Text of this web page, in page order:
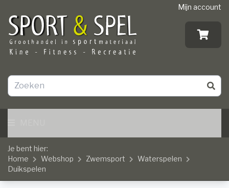
Mijn account
Je bent hier:
Home
Webshop Zwemsport
Waterspelen
Duikspelen